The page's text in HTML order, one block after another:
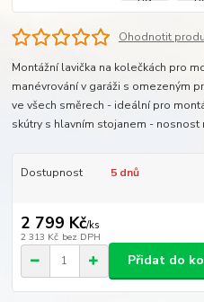
Ohodnotit
Montážní lavička na kolečkách pro
manévrování v garáži s omezeným
ve všech směrech - ideální pro
skútry s hlavním stojanem - nosnost
Dostupnost 5 dnů
2 799 Kč/ks
2 313 Kč bez DPH
Přidat do